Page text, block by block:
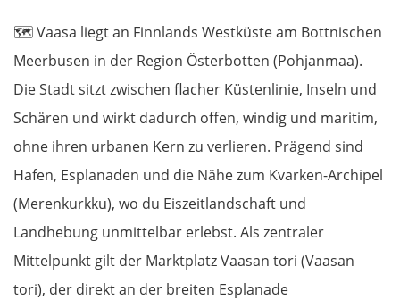
🗺️Vaasa liegt an Finnlands Westküste am Bottnischen
Meerbusen in der Region Österbotten (Pohjanmaa).
Die Stadt sitzt zwischen flacher Küstenlinie, Inseln und
Schären und wirkt dadurch offen, windig und maritim,
ohne ihren urbanen Kern zu verlieren. Prägend sind
Hafen, Esplanaden und die Nähe zum Kvarken-Archipel
(Merenkurkku), wo du Eiszeitlandschaft und
Landhebung unmittelbar erlebst. Als zentraler
Mittelpunkt gilt der Marktplatz Vaasan tori (Vaasan
tori), der direkt an der breiten Esplanade